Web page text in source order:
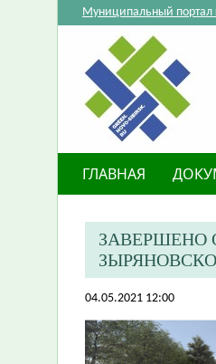
Муниципальный портал
ГЛАВНАЯ
ЗАВЕРШЕНО
04.05.2021 12:00